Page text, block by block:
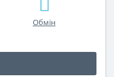
Обмін